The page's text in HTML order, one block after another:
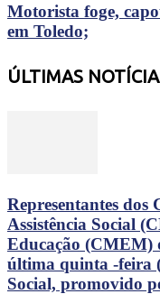
Motorista foge,
em Toledo;
ÚLTIMAS
Representantes dos
Assistência Social
Educação (CMEM)
última quinta -feira
Social, promovido